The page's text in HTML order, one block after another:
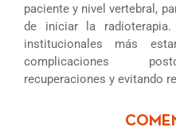
paciente y nivel vertebral,
de iniciar la
institucionales más
complicaciones
recuperaciones y evitando